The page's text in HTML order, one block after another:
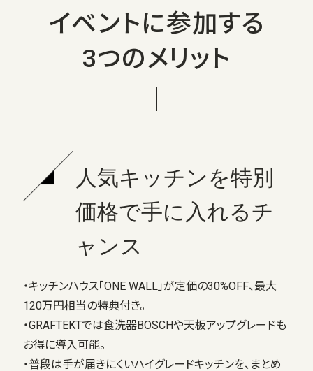
イベントに参加する
3つのメリット
人気キッチンを特別
価格で手に入れるチ
ャンス
・キッチンハウス「ONE WALL」が定価の30%OFF、最大
120万円相当の特典付き。
・GRAFTEKTでは食洗器BOSCHや天板アップグレードも
お得に導入可能。
・普段は手が届きにくいハイグレードキッチンを、まとめ